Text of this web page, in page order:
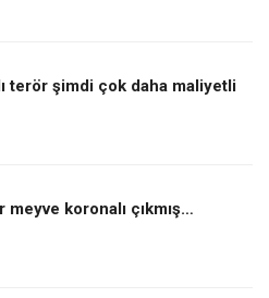
terör şimdi çok daha maliyetli
koronalı çıkmış…